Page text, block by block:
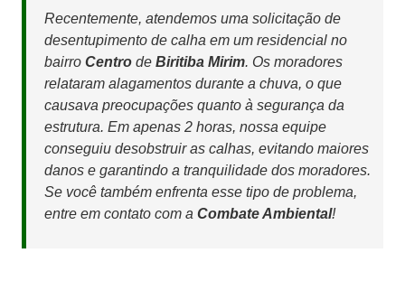
Recentemente, atendemos uma solicitação de
desentupimento de calha em um residencial no
bairro Centro de Biritiba Mirim. Os moradores
relataram alagamentos durante a chuva, o que
causava preocupações quanto à segurança da
estrutura. Em apenas 2 horas, nossa equipe
conseguiu desobstruir as calhas, evitando maiores
danos e garantindo a tranquilidade dos moradores.
Se você também enfrenta esse tipo de problema,
entre em contato com a Combate Ambiental!